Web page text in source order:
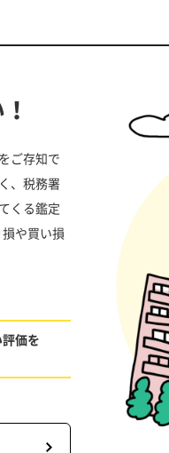
ご存知で
、税務署
くる鑑定
や買い損
価を